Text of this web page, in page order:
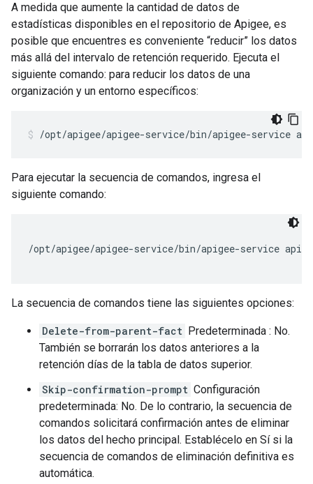
A medida que aumente la cantidad de datos de
estadísticas disponibles en el repositorio de Apigee, es
posible que encuentres es conveniente “reducir” los datos
más allá del intervalo de retención requerido. Ejecuta el
siguiente comando: para reducir los datos de una
organización y un entorno específicos:
/opt/apigee/apigee-service/bin/apigee-service
Para ejecutar la secuencia de comandos, ingresa el
siguiente comando:
/opt/apigee/apigee-service/bin/apigee-service
La secuencia de comandos tiene las siguientes opciones:
Delete-from-parent-fact Predeterminada : No.
También se borrarán los datos anteriores a la
retención días de la tabla de datos superior.
Skip-confirmation-prompt Configuración
predeterminada: No. De lo contrario, la secuencia de
comandos solicitará confirmación antes de eliminar
los datos del hecho principal. Establécelo en Sí si la
secuencia de comandos de eliminación definitiva es
automática.